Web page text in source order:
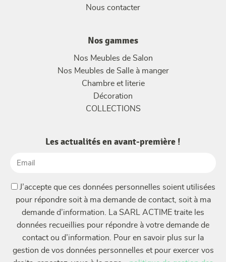
Nous contacter
Nos gammes
Nos Meubles de Salon
Nos Meubles de Salle à manger
Chambre et literie
Décoration
COLLECTIONS
Les actualités en avant-première !
(Nécessaire)
J’accepte que ces données personnelles soient utilisées
pour répondre soit à ma demande de contact, soit à ma
demande d’information. La SARL ACTIME traite les
données recueillies pour répondre à votre demande de
contact ou d’information. Pour en savoir plus sur la
gestion de vos données personnelles et pour exercer vos